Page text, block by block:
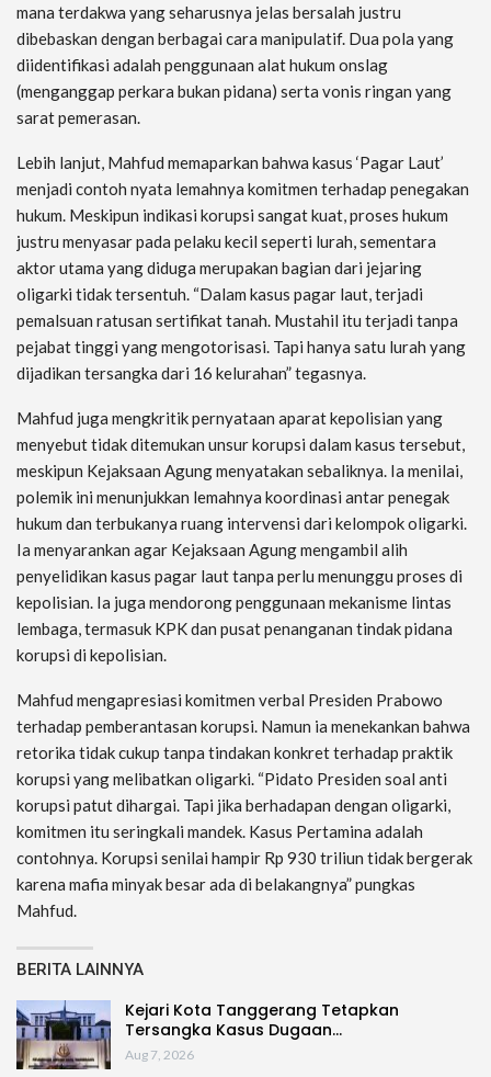
mana terdakwa yang seharusnya jelas bersalah justru
dibebaskan dengan berbagai cara manipulatif. Dua pola yang
diidentifikasi adalah penggunaan alat hukum onslag
(menganggap perkara bukan pidana) serta vonis ringan yang
sarat pemerasan.
Lebih lanjut, Mahfud memaparkan bahwa kasus ‘Pagar Laut’
menjadi contoh nyata lemahnya komitmen terhadap penegakan
hukum. Meskipun indikasi korupsi sangat kuat, proses hukum
justru menyasar pada pelaku kecil seperti lurah, sementara
aktor utama yang diduga merupakan bagian dari jejaring
oligarki tidak tersentuh. “Dalam kasus pagar laut, terjadi
pemalsuan ratusan sertifikat tanah. Mustahil itu terjadi tanpa
pejabat tinggi yang mengotorisasi. Tapi hanya satu lurah yang
dijadikan tersangka dari 16 kelurahan” tegasnya.
Mahfud juga mengkritik pernyataan aparat kepolisian yang
menyebut tidak ditemukan unsur korupsi dalam kasus tersebut,
meskipun Kejaksaan Agung menyatakan sebaliknya. Ia menilai,
polemik ini menunjukkan lemahnya koordinasi antar penegak
hukum dan terbukanya ruang intervensi dari kelompok oligarki.
Ia menyarankan agar Kejaksaan Agung mengambil alih
penyelidikan kasus pagar laut tanpa perlu menunggu proses di
kepolisian. Ia juga mendorong penggunaan mekanisme lintas
lembaga, termasuk KPK dan pusat penanganan tindak pidana
korupsi di kepolisian.
Mahfud mengapresiasi komitmen verbal Presiden Prabowo
terhadap pemberantasan korupsi. Namun ia menekankan bahwa
retorika tidak cukup tanpa tindakan konkret terhadap praktik
korupsi yang melibatkan oligarki. “Pidato Presiden soal anti
korupsi patut dihargai. Tapi jika berhadapan dengan oligarki,
komitmen itu seringkali mandek. Kasus Pertamina adalah
contohnya. Korupsi senilai hampir Rp 930 triliun tidak bergerak
karena mafia minyak besar ada di belakangnya” pungkas
Mahfud.
BERITA LAINNYA
Kejari Kota Tanggerang Tetapkan
Tersangka Kasus Dugaan…
Aug 7, 2026